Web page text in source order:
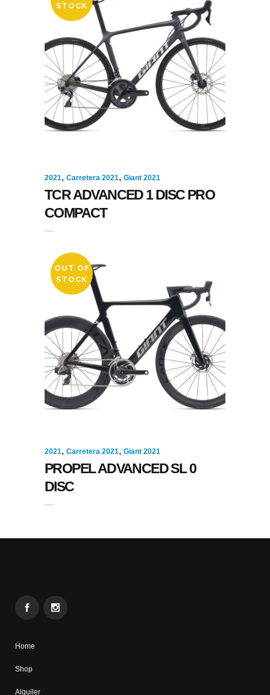
STOCK
2021, Carretera 2021, Giant 2021
TCR ADVANCED 1 DISC PRO
COMPACT
OUT OF
STOCK
2021, Carretera 2021, Giant 2021
PROPEL ADVANCED SL 0
DISC
Home
Shop
Alquiler